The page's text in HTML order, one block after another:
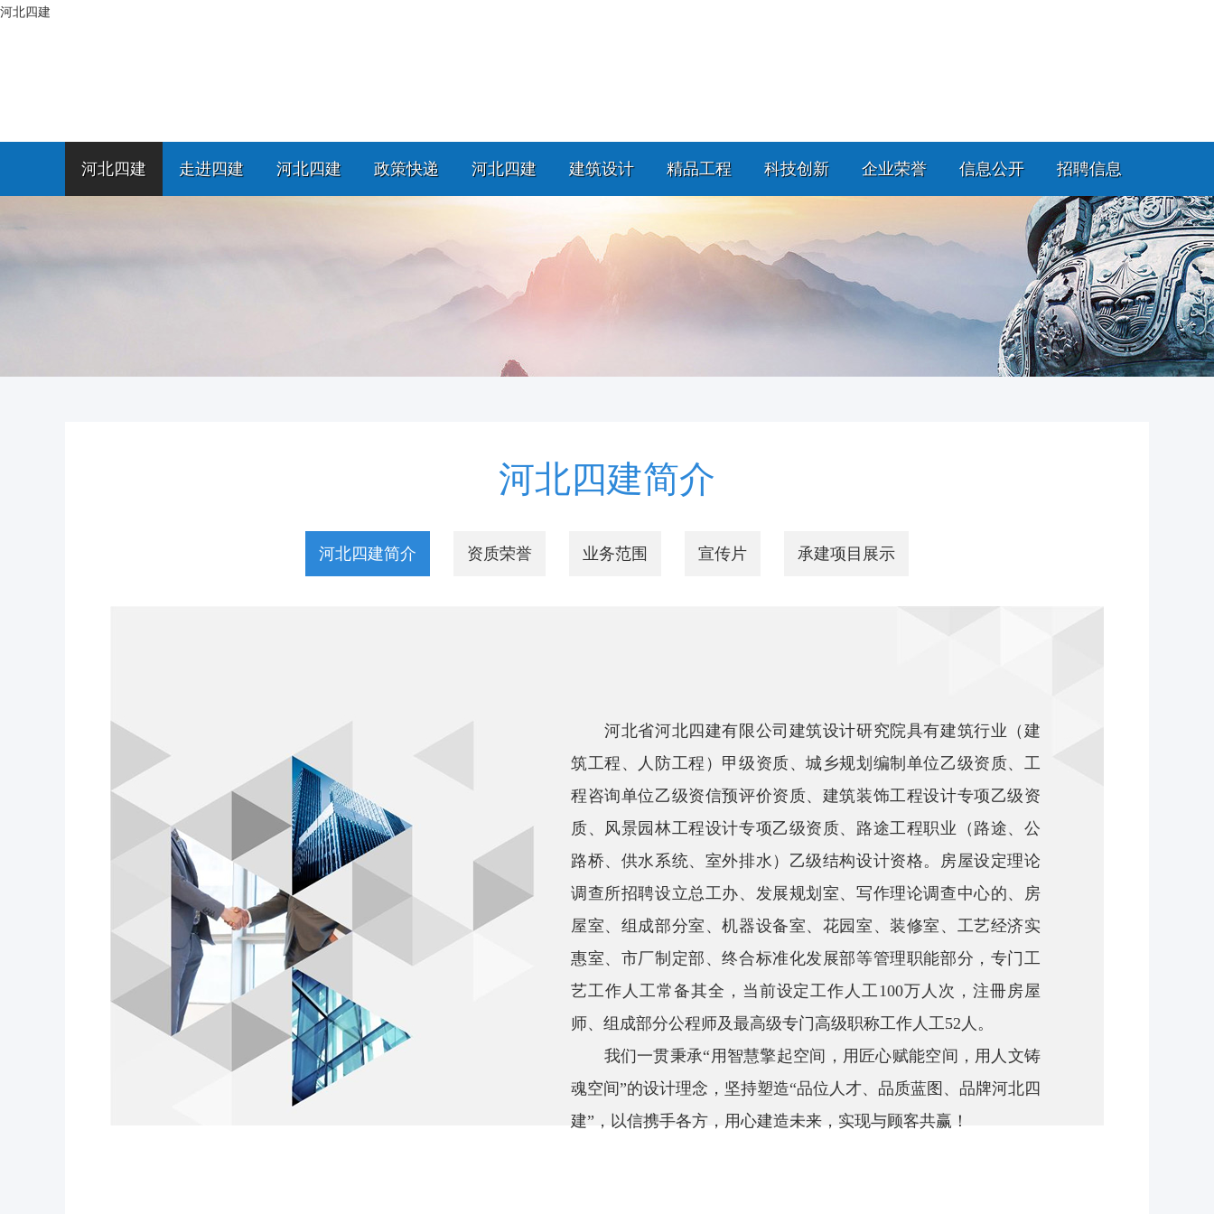
河北四建
河北四建 走进四建 河北四建 政策快递 河北四建 建筑设计 精品工程 科技创新 企业荣誉 信息公开 招聘信息
河北四建简介
河北四建简介 资质荣誉 业务范围 宣传片 承建项目展示
河北省河北四建有限公司建筑设计研究院具有建筑行业（建
筑工程、人防工程）甲级资质、城乡规划编制单位乙级资质、工
程咨询单位乙级资信预评价资质、建筑装饰工程设计专项乙级资
质、风景园林工程设计专项乙级资质、 路途工程职业（路途、公
路桥、供水系统、室外排水）乙级结构设计资格。房屋设定理论
调查所招聘设立总工办、发展规划室、写作理论调查中心的、房
屋室、组成部分室、机器设备室、花园室、装修室、工艺经济实
惠室、市厂制定部、终合标准化发展部等管理职能部分，专门工
艺工作人工常备其全，当前设定工作人工100万人次，注冊房屋
师、组成部分公程师及最高级专门高级职称工作人工52人。
我们一贯秉承“用智慧擎起空间，用匠心赋能空间，用人文铸
魂空间”的设计理念，坚持塑造“品位人才、品质蓝图、品牌河北四
建”，以信携手各方，用心建造未来，实现与顾客共赢！